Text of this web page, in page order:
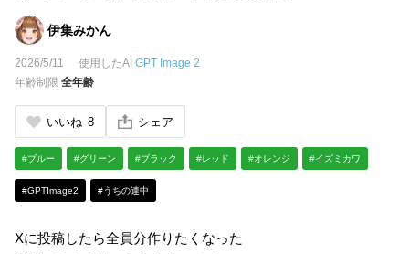
伊集みかん
2026/5/11 使用したAI GPT Image 2
年齢制限 全年齢
いいね 8 シェア
#ブルー #グリーン #ブラック #レッド #オレンジ #イズミカワ
#GPTImage2 #うちの連中
Xに投稿したら全員分作りたくなった